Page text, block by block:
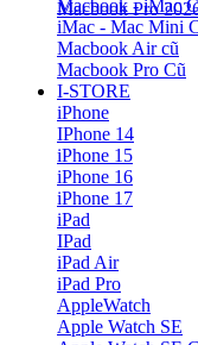
Macbook Pro
Macbook - iMac
iMac - Mac Mini
Macbook Air cũ
Macbook Pro Cũ
I-STORE
iPhone
IPhone 14
iPhone 15
iPhone 16
iPhone 17
iPad
IPad
iPad Air
iPad Pro
AppleWatch
Apple Watch SE